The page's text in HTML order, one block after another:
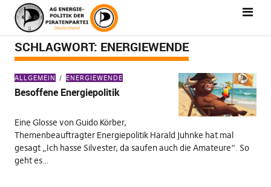
SCHLAGWORT: ENERGIEWENDE
ALLGEMEIN ENERGIEWENDE
Besoffene Energiepolitik
Eine Glosse von Guido Körber,
Themenbeauftragter Energiepolitik Harald Juhnke hat mal
gesagt „Ich hasse Silvester, da saufen auch die Amateure“. So
geht es…